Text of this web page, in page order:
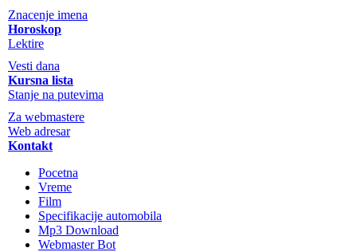
Znacenje imena
Horoskop
Lektire
Vesti dana
Kursna lista
Stanje na putevima
Za webmastere
Web adresar
Kontakt
Pocetna
Vreme
Film
Specifikacije automobila
Mp3 Download
Webmaster Bot